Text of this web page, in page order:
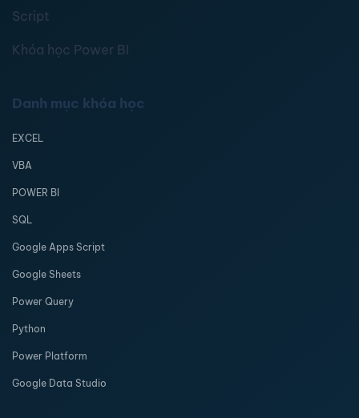
Script
Khóa học Power BI
Danh mục khóa học
EXCEL
VBA
POWER BI
SQL
Google Apps Script
Google Sheets
Power Query
Python
Power Platform
Google Data Studio